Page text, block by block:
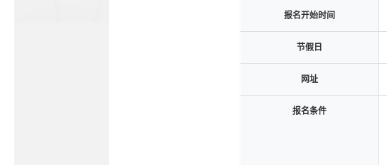
报名开始时间
节假日
网址
报名条件